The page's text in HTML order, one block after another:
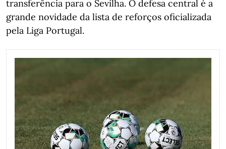
transferência para o Sevilha. O defesa central é a
grande novidade da lista de reforços oficializada
pela Liga Portugal.